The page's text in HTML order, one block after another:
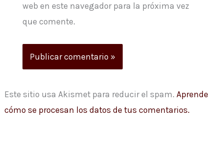
web en este navegador para la próxima vez
que comente.
Este sitio usa Akismet para reducir el spam. Aprende
cómo se procesan los datos de tus comentarios.